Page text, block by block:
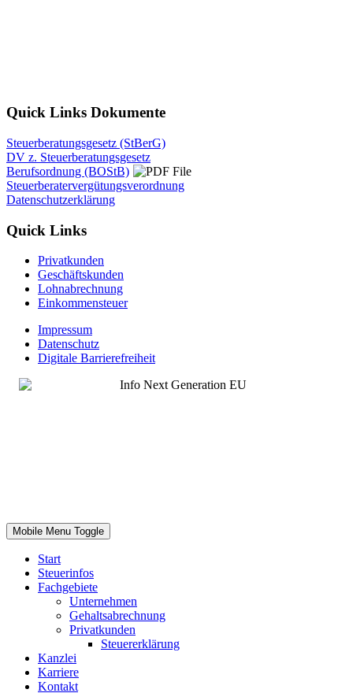
Quick Links Dokumente
Steuerberatungsgesetz (StBerG)
DV z. Steuerberatungsgesetz
Berufsordnung (BOStB)
Steuerberatervergütungsverordnung
Datenschutzerklärung
Quick Links
Privatkunden
Geschäftskunden
Lohnabrechnung
Einkommensteuer
Impressum
Datenschutz
Digitale Barrierefreiheit
Mobile Menu Toggle
Start
Steuerinfos
Fachgebiete
Unternehmen
Gehaltsabrechnung
Privatkunden
Steuererklärung
Kanzlei
Karriere
Kontakt